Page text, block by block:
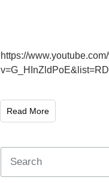
https://
Read More